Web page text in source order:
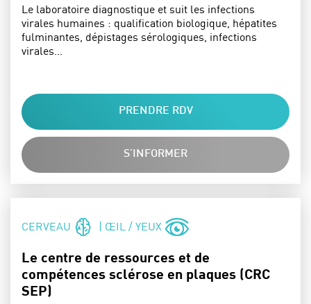
Le laboratoire diagnostique et suit les infections
virales humaines : qualification biologique, hépatites
fulminantes, dépistages sérologiques, infections
virales…
PRENDRE RDV
S'INFORMER
SPÉCIALITÉS :
CERVEAU | ŒIL / YEUX
Le centre de ressources et de
compétences sclérose en plaques (CRC
SEP)